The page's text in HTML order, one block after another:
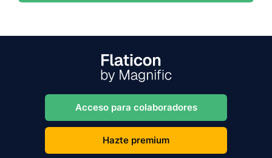
Acceso para colaboradores
Hazte premium